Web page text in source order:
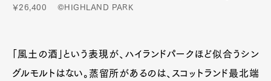
￥26,400 ©HIGHLAND PARK
「風土の酒」という表現が、ハイランドパークほど似合うシン
グルモルトはない。蒸留所があるのは、スコットランド最北端